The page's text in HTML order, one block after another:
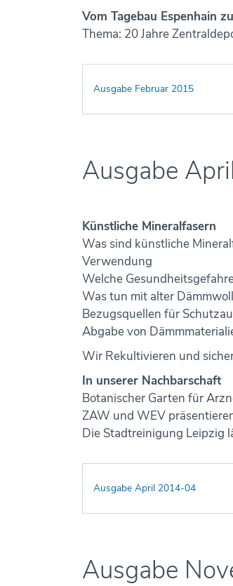
Vom Tagebau Espenhain
Thema: 20 Jahre
Ausgabe Februar 2015
Ausgabe
Künstliche Mineralfasern
Was sind künstliche
Verwendung
Welche
Was tun mit alter
Bezugsquellen für
Abgabe von
Wir Rekultivieren und
In unserer Nachbarschaft
Botanischer Garten für
ZAW und WEV
Die Stadtreinigung Leipzig
Ausgabe April 2014-04
Ausgabe